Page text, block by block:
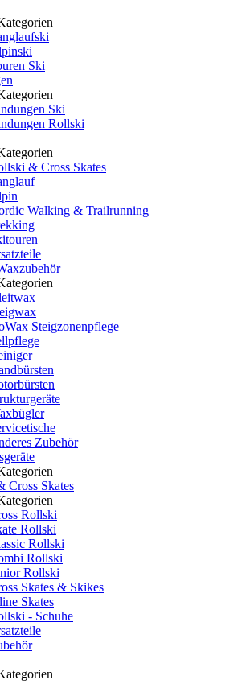
Ski
Ski
Rollski
& Cross Skates
Walking & Trailrunning
Steigzonenpflege
Zubehör
Cross Skates
Rollski
Rollski
Rollski
Rollski
Rollski
Skates & Skikes
Skates
- Schuhe